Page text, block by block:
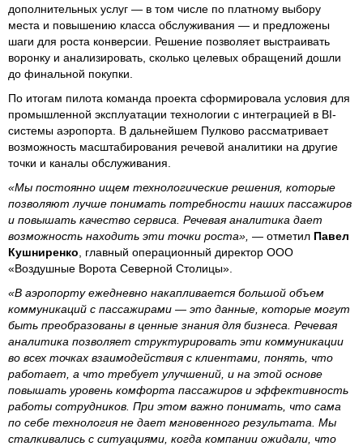
дополнительных услуг — в том числе по платному выбору
места и повышению класса обслуживания — и предложены
шаги для роста конверсии. Решение позволяет выстраивать
воронку и анализировать, сколько целевых обращений дошли
до финальной покупки.
По итогам пилота команда проекта сформировала условия для
промышленной эксплуатации технологии с интеграцией в BI-
системы аэропорта. В дальнейшем Пулково рассматривает
возможность масштабирования речевой аналитики на другие
точки и каналы обслуживания.
«Мы постоянно ищем технологические решения, которые
позволяют лучше понимать потребности наших пассажиров
и повышать качество сервиса. Речевая аналитика дает
возможность находить эти точки роста», — отметил Павел
Кушниренко , главный операционный директор ООО
«Воздушные Ворота Северной Столицы».
«В аэропорту ежедневно накапливается большой объем
коммуникаций с пассажирами — это данные, которые могут
быть преобразованы в ценные знания для бизнеса. Речевая
аналитика позволяет структурировать эти коммуникации
во всех точках взаимодействия с клиентами, понять, что
работает, а что требует улучшений, и на этой основе
повышать уровень комфорта пассажиров и эффективность
работы сотрудников. При этом важно понимать, что сама
по себе технология не дает мгновенного результата. Мы
сталкивались с ситуациями, когда компании ожидали, что